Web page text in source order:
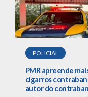
POLICIAL
PMR apreende
cigarros
autor do